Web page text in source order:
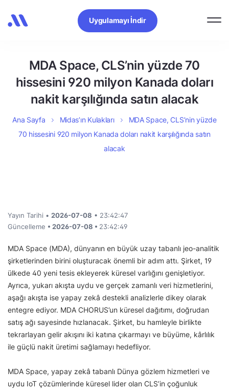
Uygulamayı İndir
MDA Space, CLS’nin yüzde 70
hissesini 920 milyon Kanada doları
nakit karşılığında satın alacak
Ana Sayfa Midas’ın Kulakları
MDA Space, CLS’nin yüzde
70 hissesini 920 milyon Kanada doları nakit karşılığında satın
alacak
Yayın Tarihi • 2026-07-08 • 23:42:47
Güncelleme • 2026-07-08 • 23:42:49
MDA Space (MDA), dünyanın en büyük uzay tabanlı jeo-analitik
şirketlerinden birini oluşturacak önemli bir adım attı. Şirket, 19
ülkede 40 yeni tesis ekleyerek küresel varlığını genişletiyor.
Ayrıca, yukarı akışta uydu ve gerçek zamanlı veri hizmetlerini,
aşağı akışta ise yapay zekâ destekli analizlerle dikey olarak
entegre ediyor. MDA CHORUS’un küresel dağıtımı, doğrudan
satış ağı sayesinde hızlanacak. Şirket, bu hamleyle birlikte
tekrarlayan gelir akışını iki katına çıkarmayı ve büyüme, kârlılık
ile güçlü nakit üretimi sağlamayı hedefliyor.
MDA Space, yapay zekâ tabanlı Dünya gözlem hizmetleri ve
uydu IoT çözümlerinde küresel lider olan CLS’in çoğunluk